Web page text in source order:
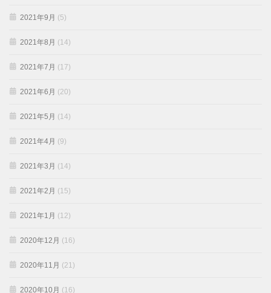
2021年9月 (5)
2021年8月 (14)
2021年7月 (17)
2021年6月 (20)
2021年5月 (14)
2021年4月 (9)
2021年3月 (14)
2021年2月 (15)
2021年1月 (12)
2020年12月 (16)
2020年11月 (21)
2020年10月 (16)